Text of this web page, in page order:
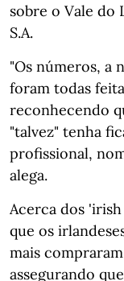
sobre o Vale do
S.A.
"Os números, a
foram todas
reconhecendo
"talvez" tenha
profissional,
alega.
Acerca dos
que os
mais
assegurando